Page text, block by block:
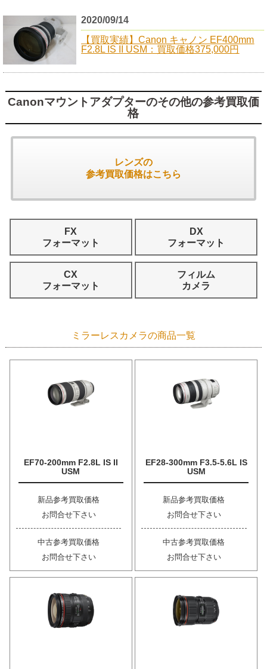
2020/09/14
【買取実績】Canon キャノン EF400mm
F2.8L IS II USM：買取価格375,000円
Canonマウントアダプターのその他の参考買取価
格
レンズの
参考買取価格はこちら
FX
フォーマット
DX
フォーマット
CX
フォーマット
フィルム
カメラ
ミラーレスカメラの商品一覧
EF70-200mm F2.8L IS II
USM
新品参考買取価格
お問合せ下さい
中古参考買取価格
お問合せ下さい
EF28-300mm F3.5-5.6L IS
USM
新品参考買取価格
お問合せ下さい
中古参考買取価格
お問合せ下さい